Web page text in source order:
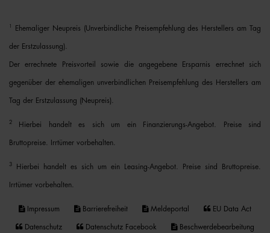
Ehemaliger Neupreis (Unverbindliche Preisempfehlung des Herstellers am Tag
der Erstzulassung).
Der errechnete Preisvorteil sowie die angegebene Ersparnis errechnet sich
gegenüber der ehemaligen unverbindlichen Preisempfehlung des Herstellers am
Tag der Erstzulassung (Neupreis).
2 Hierbei handelt es sich um ein Finanzierungs-Angebot. Preise sind
Bruttopreise. Irrtümer vorbehalten.
3 Hierbei handelt es sich um ein Leasing-Angebot. Preise sind Bruttopreise.
Irrtümer vorbehalten.
Impressum Barrierefreiheit Meldeportal EU Data Act
Datenschutz Datenschutz Facebook Beschwerdebearbeitung